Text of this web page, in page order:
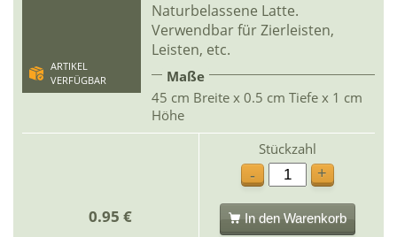
ARTIKEL
VERFÜGBAR
Naturbelassene Latte.
Verwendbar für Zierleisten,
Leisten, etc.
Maße
45 cm Breite x 0.5 cm Tiefe x 1 cm
Höhe
0.95 €
Stückzahl
-
+
In den Warenkorb